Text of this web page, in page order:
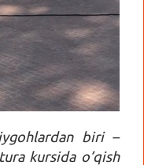
biri –
kursida o’qish